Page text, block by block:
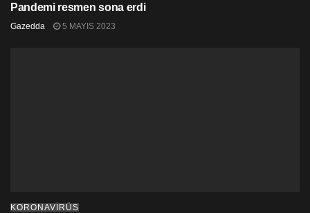
Pandemi resmen sona erdi
Gazedda 5 MAYIS 2023
KORONAVİRÜS